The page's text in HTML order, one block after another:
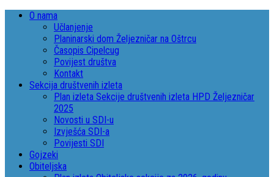
O nama
Učlanjenje
Planinarski dom Željezničar na Oštrcu
Časopis Cipelcug
Povijest društva
Kontakt
Sekcija društvenih izleta
Plan izleta Sekcije društvenih izleta HPD Željezničar
2025
Novosti u SDI-u
Izvješća SDI-a
Povijesti SDI
Gojzeki
Obiteljska